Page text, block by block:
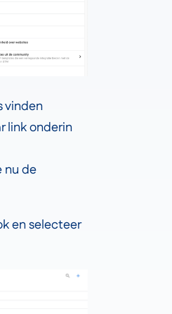
vinden
link onderin
nu de
en selecteer